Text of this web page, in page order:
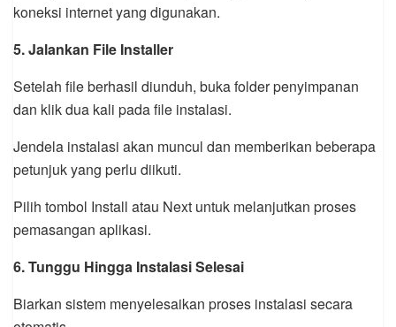
koneksi internet yang digunakan.
5. Jalankan File Installer
Setelah file berhasil diunduh, buka folder penyimpanan
dan klik dua kali pada file instalasi.
Jendela instalasi akan muncul dan memberikan beberapa
petunjuk yang perlu diikuti.
Pilih tombol Install atau Next untuk melanjutkan proses
pemasangan aplikasi.
6. Tunggu Hingga Instalasi Selesai
Biarkan sistem menyelesaikan proses instalasi secara